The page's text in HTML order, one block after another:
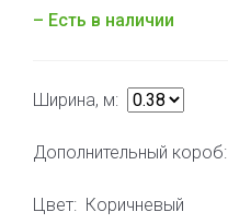
– Есть в наличии
Ширина, м:
Дополнительный короб:
Цвет: Коричневый